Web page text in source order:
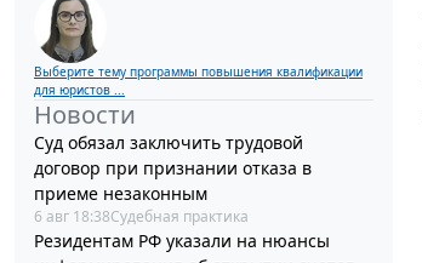
Выберите тему программы повышения квалификации
для юристов ...
Новости
Суд обязал заключить трудовой
договор при признании отказа в
приеме незаконным
6 авг 18:38Судебная практика
Резидентам РФ указали на нюансы